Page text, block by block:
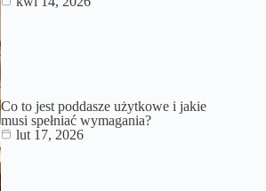
Co to jest poddasze użytkowe i jakie
musi spełniać wymagania?
lut 17, 2026